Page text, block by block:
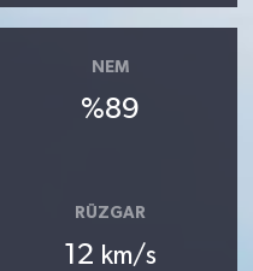
NEM
%89
RÜZGAR
12 km/s